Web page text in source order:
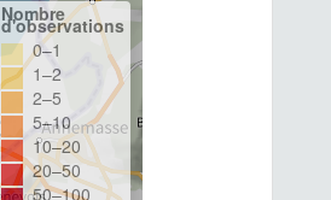
Nombre
d'observations
0–1
1–2
2–5
5–10
10–20
20–50
50–100